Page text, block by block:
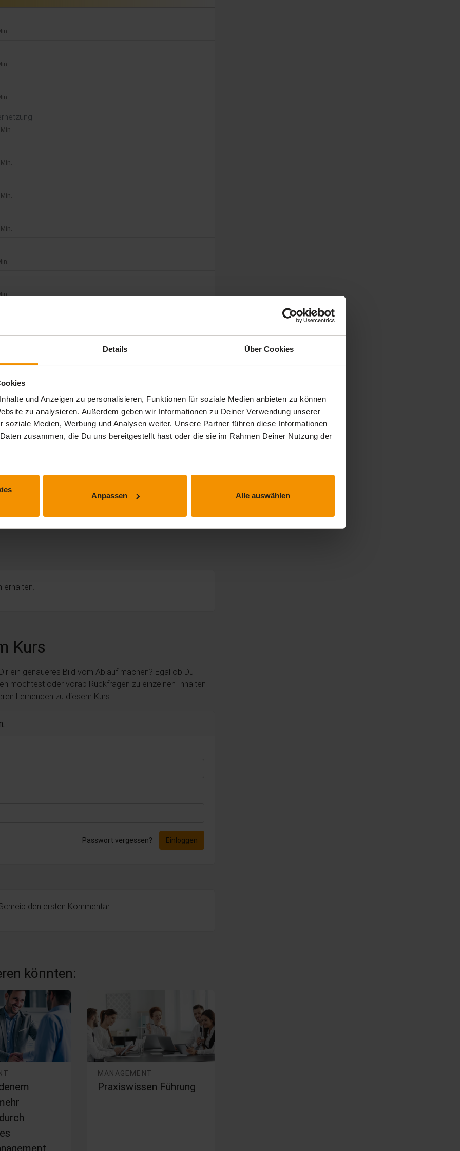
Details Über Cookies
und Anzeigen zu personalisieren, Funktionen für soziale Medien anbieten zu können
zu analysieren. Außerdem geben wir Informationen zu Deiner Verwendung unserer
soziale Medien, Werbung und Analysen weiter. Unsere Partner führen diese Informationen
zusammen, die Du uns bereitgestellt hast oder die sie im Rahmen Deiner Nutzung der
Anpassen Alle auswählen
erhalten.
Kurs
ein genaueres Bild vom Ablauf machen? Egal ob Du
möchtest oder vorab Rückfragen zu einzelnen Inhalten
Lernenden zu diesem Kurs.
Passwort vergessen? Einloggen
den ersten Kommentar.
könnten:
MANAGEMENT
Praxiswissen Führung